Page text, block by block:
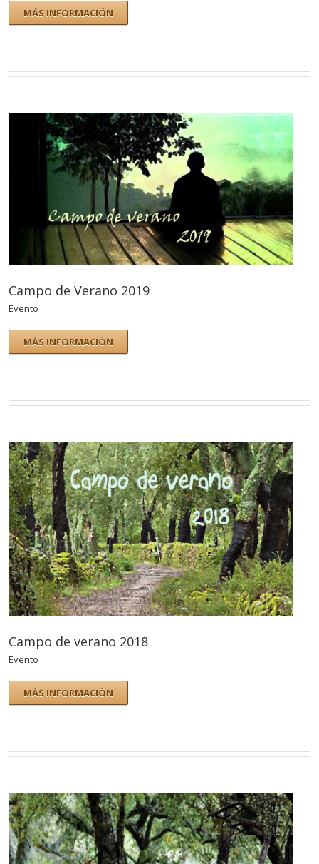
MÁS INFORMACIÓN
Campo de Verano 2019
Evento
MÁS INFORMACIÓN
Campo de verano 2018
Evento
MÁS INFORMACIÓN